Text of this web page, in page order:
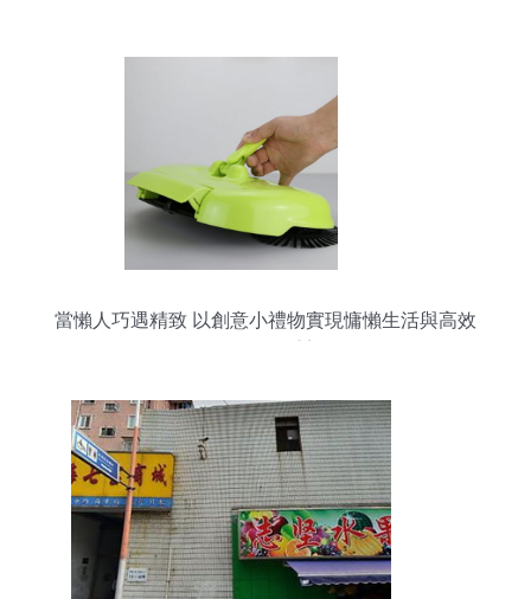
當懶人巧遇精致 以創意小禮物實現慵懶生活與高效